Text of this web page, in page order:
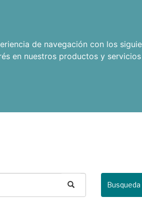
de navegación con los
en nuestros productos y
Busqueda